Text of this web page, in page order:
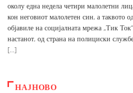
околу една недела четири малолетни
кон неговиот малолетен син, а таквото
објавиле на социјалната мрежа „Тик
настанот, од страна на полициски
[…]
НАЈНОВО